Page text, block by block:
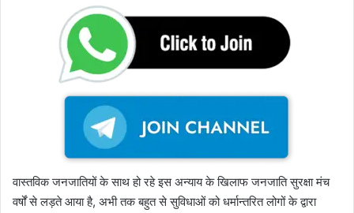
वास्तविक जनजातियों के साथ हो रहे इस अन्याय के खिलाफ जनजाति सुरक्षा मंच
वर्षों से लड़ते आया है, अभी तक बहुत से सुविधाओं को धर्मान्तरित लोगों के द्वारा